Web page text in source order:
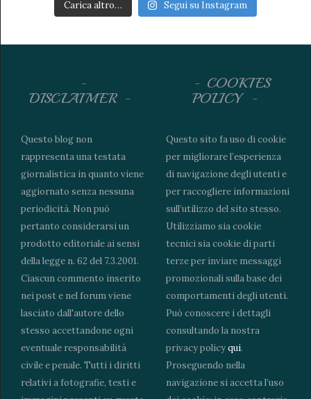
Carica altro… Segui su Instagram
DISCLAIMER
Questo blog non
rappresenta una testata
giornalistica in quanto viene
aggiornato senza nessuna
periodicità. Non può
pertanto considerarsi un
prodotto editoriale ai sensi
della legge n. 62 del 7.3.2001.
Ciascun commento inserito
nei post e nel forum viene
lasciato dall'autore dello
stesso accettandone ogni
eventuale responsabilità
civile e penale. Tutti i diritti
relativi a fotografie, testi e
COOKIES
POLICY
Questo sito fa uso di cookie
per migliorare l’esperienza
di navigazione degli utenti e
per raccogliere informazioni
sull’utilizzo del sito stesso.
Utilizziamo sia cookie
tecnici sia cookie di parti
terze per inviare messaggi
promozionali sulla base dei
comportamenti degli utenti.
Può conoscere i dettagli
consultando la nostra
privacy policyqui.
Proseguendo nella
navigazione si accetta l’uso